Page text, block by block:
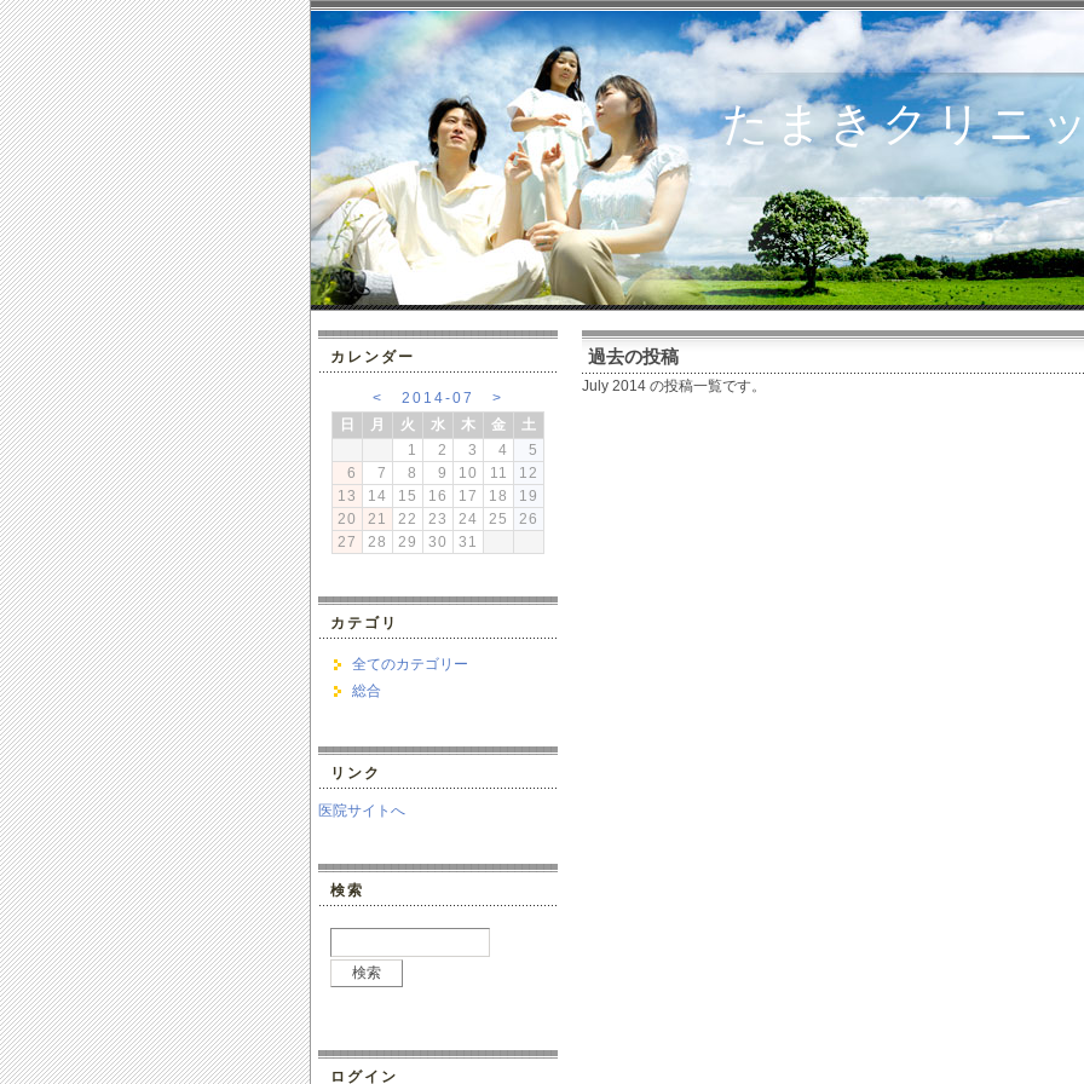
たまきクリニ
過去の投稿
July 2014 の投稿一覧です。
カレンダー
< 2014-07
>
日
月 火 水 木 金
土
1
2 3 4
5
6
7 8 9 10 11
12
13
14 15 16 17 18
19
20
21 22 23 24 25
26
27
28 29 30 31
カテゴリ
全てのカテゴリー
総合
リンク
医院サイトへ
検索
ログイン